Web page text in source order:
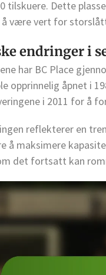
tilskuere. Dette
være vert for
endringer i
har BC Place
opprinnelig åpnet i
i 2011 for å
reflekterer en
å maksimere
det fortsatt kan